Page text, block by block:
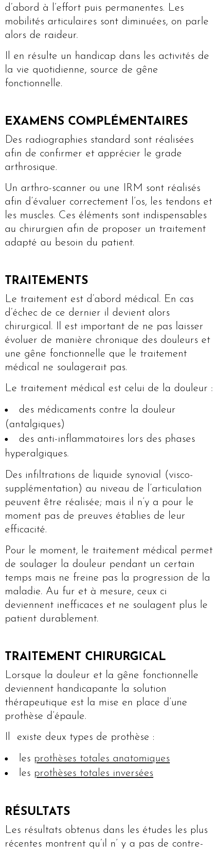
d’abord à l’effort puis permanentes. Les
mobilités articulaires sont diminuées, on parle
alors de raideur.
Il en résulte un handicap dans les activités de
la vie quotidienne, source de gêne
fonctionnelle.
EXAMENS COMPLÉMENTAIRES
Des radiographies standard sont réalisées
afin de confirmer et apprécier le grade
arthrosique.
Un arthro-scanner ou une IRM sont réalisés
afin d’évaluer correctement l’os, les tendons et
les muscles. Ces éléments sont indispensables
au chirurgien afin de proposer un traitement
adapté au besoin du patient.
TRAITEMENTS
Le traitement est d’abord médical. En cas
d’échec de ce dernier il devient alors
chirurgical. Il est important de ne pas laisser
évoluer de manière chronique des douleurs et
une gêne fonctionnelle que le traitement
médical ne soulagerait pas.
Le traitement médical est celui de la douleur :
des médicaments contre la douleur
(antalgiques)
des anti-inflammatoires lors des phases
hyperalgiques.
Des infiltrations de liquide synovial (visco-
supplémentation) au niveau de l’articulation
peuvent être réalisée; mais il n’y a pour le
moment pas de preuves établies de leur
efficacité.
Pour le moment, le traitement médical permet
de soulager la douleur pendant un certain
temps mais ne freine pas la progression de la
maladie. Au fur et à mesure, ceux ci
deviennent inefficaces et ne soulagent plus le
patient durablement.
TRAITEMENT CHIRURGICAL
Lorsque la douleur et la gêne fonctionnelle
deviennent handicapante la solution
thérapeutique est la mise en place d’une
prothèse d’épaule.
Il existe deux types de prothèse :
les prothèses totales anatomiques
les prothèses totales inversées
RÉSULTATS
Les résultats obtenus dans les études les plus
récentes montrent qu’il n’ y a pas de contre-